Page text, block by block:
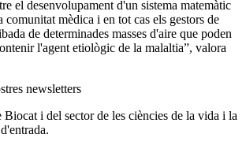
el desenvolupament d'un sistema matemàtic
comunitat mèdica i en tot cas els gestors de
de determinades masses d'aire que poden
l'agent etiològic de la malaltia”, valora
newsletters
Biocat i del sector de les ciències de la vida i la